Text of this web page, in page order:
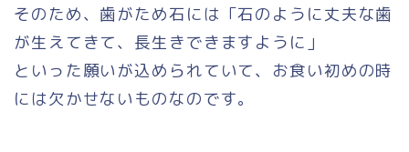
そのため、歯がため石には「石のように丈夫な歯
が生えてきて、長生きできますように」
といった願いが込められていて、お食い初めの時
には欠かせないものなのです。